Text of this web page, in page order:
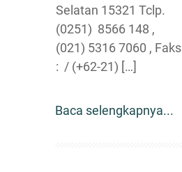
Selatan 15321 Tclp.
(0251) 8566 148 ,
(021) 5316 7060 , Faks
: / (+62-21) […]
Baca selengkapnya...